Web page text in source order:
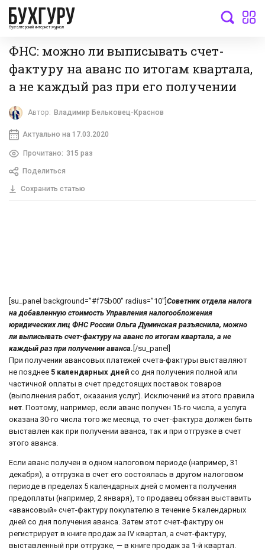
бухгалтерский интернет-журнал
ФНС: можно ли выписывать счет-
фактуру на аванс по итогам квартала,
а не каждый раз при его получении
Автор: Владимир Бельковец-Краснов
Актуально на 17.03.2020
Прочитано: 315 раз
Поделиться
Сохранить статью
[su_panel background=”#f75b00″ radius=”10″] Советник отдела налога
на добавленную стоимость Управления налогообложения
юридических лиц ФНС России Ольга Думинская разъяснила, можно
ли выписывать счет-фактуру на аванс по итогам квартала, а не
каждый раз при получении аванса. [/su_panel]
При получении авансовых платежей счета-фактуры выставляют
не позднее 5 календарных дней со дня получения полной или
частичной оплаты в счет предстоящих поставок товаров
(выполнения работ, оказания услуг). Исключений из этого правила
нет. Поэтому, например, если аванс получен 15-го числа, а услуга
оказана 30-го числа того же месяца, то счет-фактура должен быть
выставлен как при получении аванса, так и при отгрузке в счет
этого аванса.
Если аванс получен в одном налоговом периоде (например, 31
декабря), а отгрузка в счет его состоялась в другом налоговом
периоде в пределах 5 календарных дней с момента получения
предоплаты (например, 2 января), то продавец обязан выставить
«авансовый» счет-фактуру покупателю в течение 5 календарных
дней со дня получения аванса. Затем этот счет-фактуру он
регистрирует в книге продаж за IV квартал, а счет-фактуру,
выставленный при отгрузке, — в книге продаж за 1-й квартал.